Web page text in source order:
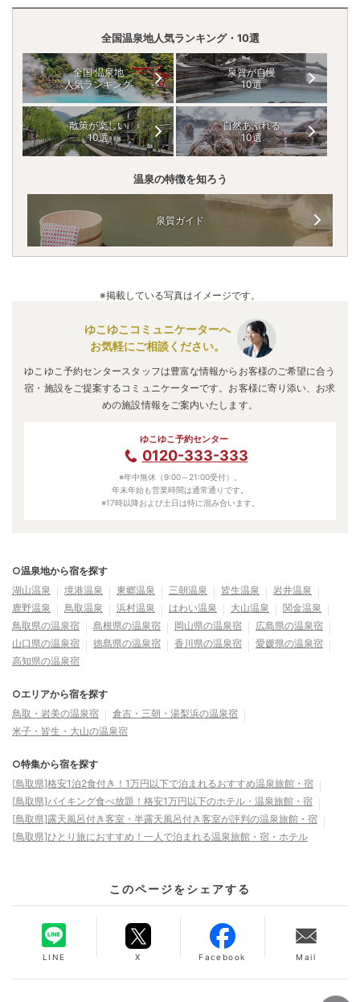
全国温泉地人気ランキング・10選
全国 温泉地
人気ランキング
泉質が自慢
10選
散策が楽しい
10選
自然あふれる
10選
温泉の特徴を知ろう
泉質ガイド
※掲載している写真はイメージです。
ゆこゆこコミュニケーターへ
お気軽にご相談ください。
ゆこゆこ予約センタースタッフは豊富な情報からお客様のご希望に合う
宿・施設をご提案するコミュニケーターです。お客様に寄り添い、お求
めの施設情報をご案内いたします。
ゆこゆこ予約センター
0120-333-333
※年中無休（9:00～21:00受付）。
年末年始も営業時間は通常通りです。
※17時以降および土日は特に混み合います。
○温泉地から宿を探す
湖山温泉
境港温泉 東郷温泉 三朝温泉 皆生温泉
岩井温泉
鹿野温泉
鳥取温泉 浜村温泉 はわい温泉 大山温泉
関金温泉
鳥取県の温泉宿
島根県の温泉宿 岡山県の温泉宿
広島県の温泉宿
山口県の温泉宿
徳島県の温泉宿 香川県の温泉宿
愛媛県の温泉宿
高知県の温泉宿
○エリアから宿を探す
鳥取・岩美の温泉宿
倉吉・三朝・湯梨浜の温泉宿
米子・皆生・大山の温泉宿
○特集から宿を探す
[鳥取県]格安1泊2食付き！1万円以下で泊まれるおすすめ温泉旅館・宿
[鳥取県]バイキング食べ放題！格安1万円以下のホテル・温泉旅館・宿
[鳥取県]露天風呂付き客室・半露天風呂付き客室が評判の温泉旅館・宿
[鳥取県]ひとり旅におすすめ！一人で泊まれる温泉旅館・宿・ホテル
このページをシェアする
LINE X Facebook Mail